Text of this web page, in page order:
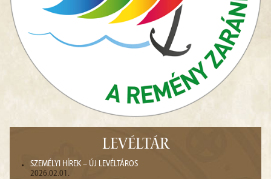
LEVÉLTÁR
SZEMÉLYI HÍREK – ÚJ LEVÉLTÁROS
2026.02.01.